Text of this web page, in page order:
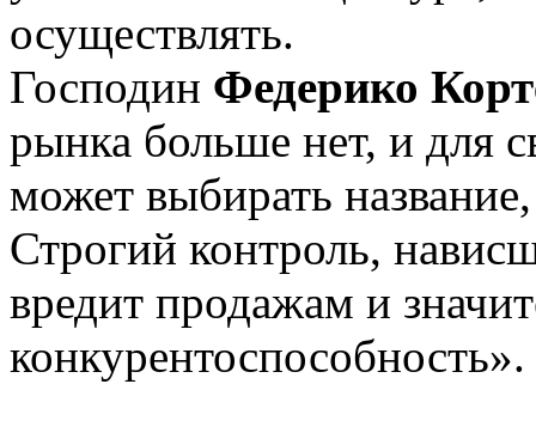
осуществлять.
Господин Федерико
рынка больше нет, и для
может выбирать
Строгий контроль,
вредит продажам и
конкурентоспособность».